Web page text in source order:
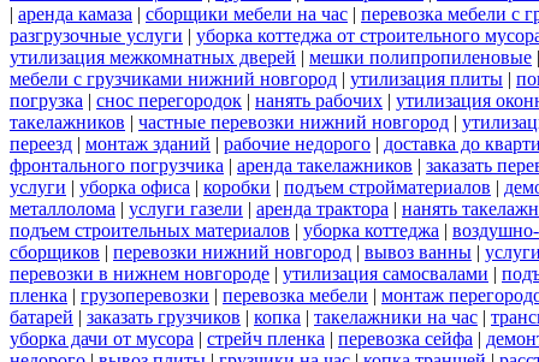
| аренда камаза | сборщики мебели на час | перевозка мебели с
разгрузочные услуги | уборка коттеджа от строительного
утилизация межкомнатных дверей | мешки полипропиленовые
мебели с грузчиками нижний новгород | утилизация плиты |
погрузка | снос перегородок | нанять рабочих | утилизация
такелажников | частные перевозки нижний новгород |
переезд | монтаж зданий | рабочие недорого | доставка до
фронтального погрузчика | аренда такелажников | заказать
услуги | уборка офиса | коробки | подъем стройматериалов |
металлолома | услуги газели | аренда трактора | нанять
подъем строительных материалов | уборка коттеджа |
сборщиков | перевозки нижний новгород | вывоз ванны |
перевозки в нижнем новгороде | утилизация самосвалами |
пленка | грузоперевозки | перевозка мебели | монтаж
батарей | заказать грузчиков | копка | такелажники на час |
уборка дачи от мусора | стрейч пленка | перевозка сейфа |